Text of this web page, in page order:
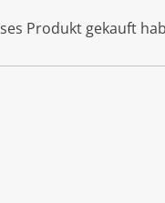
Produkt gekauft